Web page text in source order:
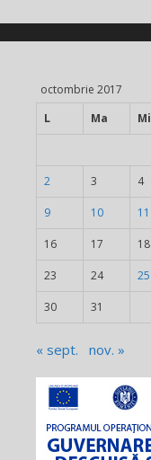
octombrie 2017
L
Ma Mi
2 3 4
9 10 11
16 17 18
23 24 25
30 31
« sept. nov. »